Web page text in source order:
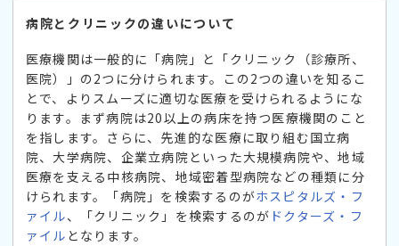
病院とクリニックの違いについて
医療機関は一般的に「病院」と「クリニック（診療所、
医院）」の2つに分けられます。この2つの違いを知るこ
とで、よりスムーズに適切な医療を受けられるようにな
ります。まず病院は20以上の病床を持つ医療機関のこと
を指します。さらに、先進的な医療に取り組む国立病
院、大学病院、企業立病院といった大規模病院や、地域
医療を支える中核病院、地域密着型病院などの種類に分
けられます。「病院」を検索するのがホスピタルズ・フ
ァイル、「クリニック」を検索するのが ドクターズ・フ
ァイル となります。